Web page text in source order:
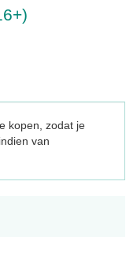
kopen, zodat je
van